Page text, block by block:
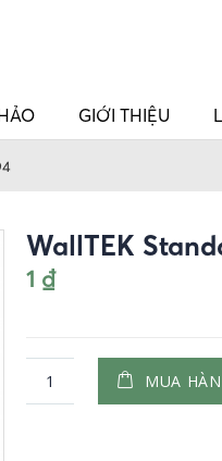
GIỚI THIỆU
WallTEK
1 ₫
MUA